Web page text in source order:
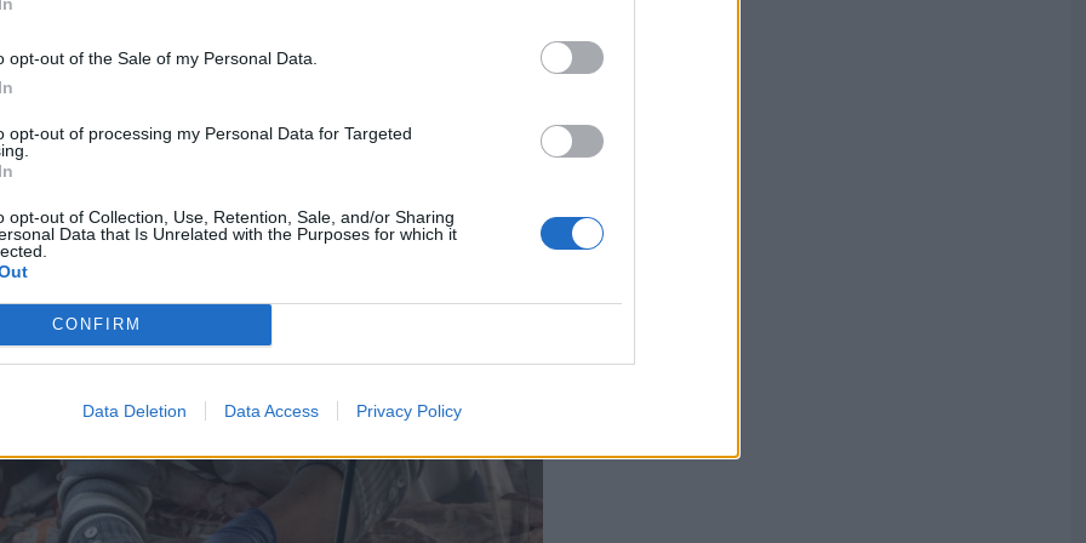
opt-out of the Sale of my Personal Data.
opt-out of processing my Personal Data for Targeted
opt-out of Collection, Use, Retention, Sale, and/or Sharing
Data that Is Unrelated with the Purposes for which it
CONFIRM
Data Deletion Data Access Privacy Policy
számolva 22
eredményez.
akkor a tenyésztők által igényelt 24 lejes
az ennél magasabb ár spekulációt, az
jelent a gazdák számára.